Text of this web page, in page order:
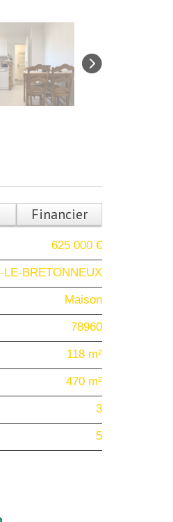
Financier
625 000 €
LE-BRETONNEUX
Maison
78960
118 m²
470 m²
3
5